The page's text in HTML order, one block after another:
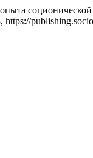
https://